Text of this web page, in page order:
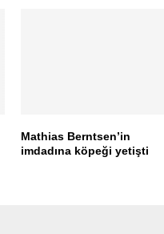
Mathias Berntsen’in
imdadına köpeği yetişti